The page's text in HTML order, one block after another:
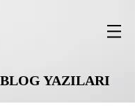
YAZILARI